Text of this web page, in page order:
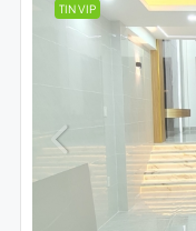
TIN VIP